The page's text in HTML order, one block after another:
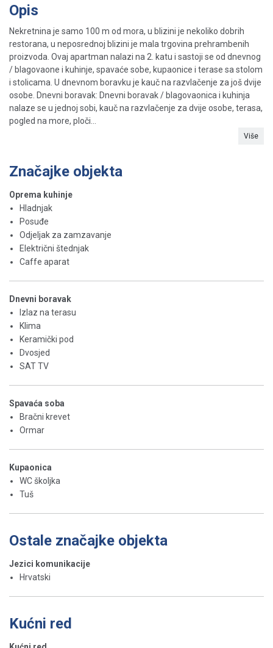
Opis
Nekretnina je samo 100 m od mora, u blizini je nekoliko dobrih
restorana, u neposrednoj blizini je mala trgovina prehrambenih
proizvoda. Ovaj apartman nalazi na 2. katu i sastoji se od dnevnog
/ blagovaone i kuhinje, spavaće sobe, kupaonice i terase sa stolom
i stolicama. U dnevnom boravku je kauč na razvlačenje za još dvije
osobe. Dnevni boravak: Dnevni boravak / blagovaonica i kuhinja
nalaze se u jednoj sobi, kauč na razvlačenje za dvije osobe, terasa,
pogled na more, ploči...
Više
Značajke objekta
Oprema kuhinje
Hladnjak
Posuđe
Odjeljak za zamzavanje
Električni štednjak
Caffe aparat
Dnevni boravak
Izlaz na terasu
Klima
Keramički pod
Dvosjed
SAT TV
Spavaća soba
Bračni krevet
Ormar
Kupaonica
WC školjka
Tuš
Ostale značajke objekta
Jezici komunikacije
Hrvatski
Kućni red